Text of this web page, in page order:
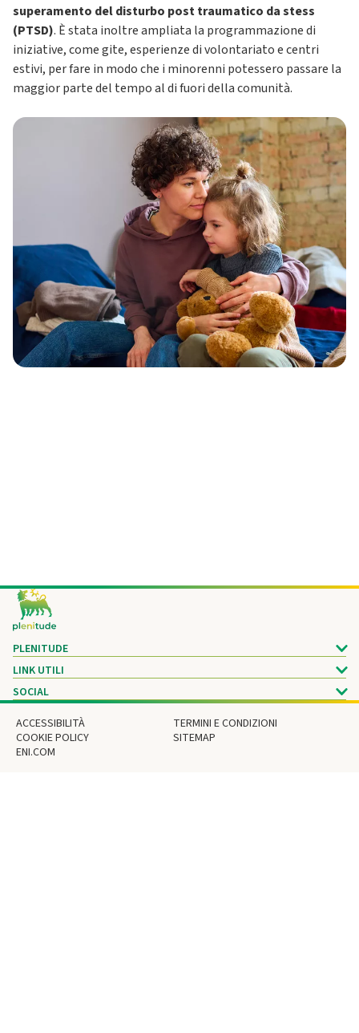
superamento del disturbo post traumatico da stess
(PTSD). È stata inoltre ampliata la programmazione di
iniziative, come gite, esperienze di volontariato e centri
estivi, per fare in modo che i minorenni potessero passare la
maggior parte del tempo al di fuori della comunità.
Footer
PLENITUDE
LINK UTILI
SOCIAL
ACCESSIBILITÀ
TERMINI E CONDIZIONI
COOKIE POLICY
SITEMAP
ENI.COM